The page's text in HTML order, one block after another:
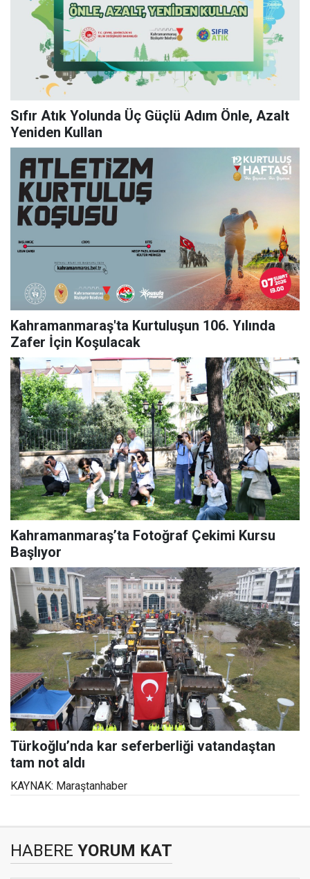
Sıfır Atık Yolunda Üç Güçlü Adım Önle, Azalt
Yeniden Kullan
Kahramanmaraş'ta Kurtuluşun 106. Yılında
Zafer İçin Koşulacak
Kahramanmaraş’ta Fotoğraf Çekimi Kursu
Başlıyor
Türkoğlu’nda kar seferberliği vatandaştan
tam not aldı
KAYNAK: Maraştanhaber
HABERE YORUM KAT